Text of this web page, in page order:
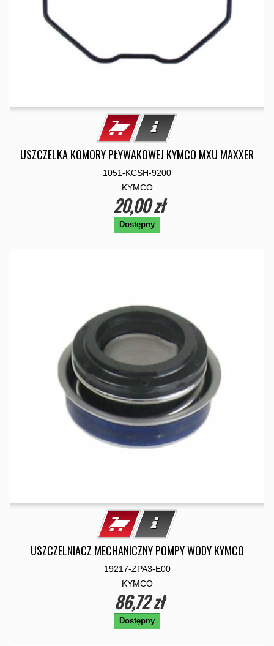
USZCZELKA KOMORY PŁYWAKOWEJ KYMCO MXU MAXXER
1051-KCSH-9200
KYMCO
20,00 zł
Dostępny
USZCZELNIACZ MECHANICZNY POMPY WODY KYMCO
19217-ZPA3-E00
KYMCO
86,72 zł
Dostępny